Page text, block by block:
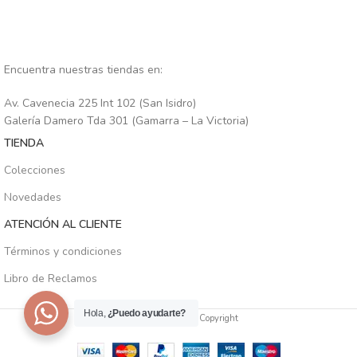
Encuentra nuestras tiendas en:
Av. Cavenecia 225 Int 102 (San Isidro)
Galería Damero Tda 301 (Gamarra – La Victoria)
TIENDA
Colecciones
Novedades
ATENCIÓN AL CLIENTE
Términos y condiciones
Libro de Reclamos
SIENA PERÚ 2025 Copyright
Hola,¿Puedo ayudarte?